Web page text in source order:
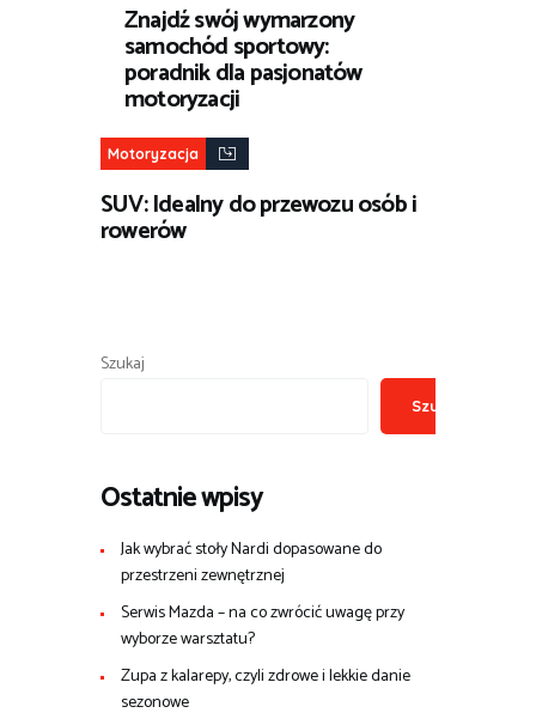
Znajdź swój wymarzony
samochód sportowy:
poradnik dla pasjonatów
motoryzacji
Motoryzacja
SUV: Idealny do przewozu osób i
rowerów
Szukaj
Szukaj
Ostatnie wpisy
Jak wybrać stoły Nardi dopasowane do
przestrzeni zewnętrznej
Serwis Mazda – na co zwrócić uwagę przy
wyborze warsztatu?
Zupa z kalarepy, czyli zdrowe i lekkie danie
sezonowe